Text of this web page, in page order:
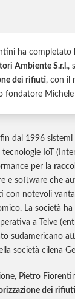
ha completato
Ambiente S.r.l.,
dei rifiuti, con il
fondatore
fin dal 1996
tecnologie IoT
per la
e software che
con notevoli
La società ha
a Telve
sudamericano
società cilena
Pietro
dei